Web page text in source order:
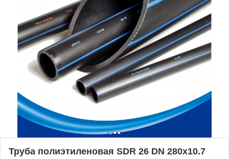
Труба полиэтиленовая SDR 26 DN 280x10.7